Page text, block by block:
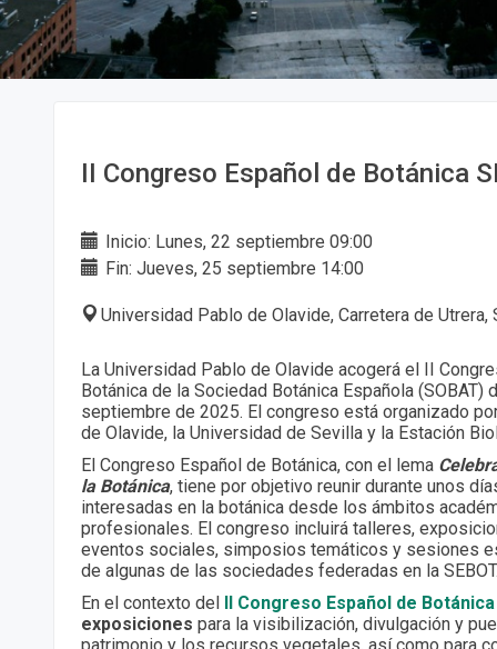
II Congreso Español de Botánica
Inicio: Lunes, 22 septiembre 09:00
Fin: Jueves, 25 septiembre 14:00
Universidad Pablo de Olavide, Carretera de Utrera,
La Universidad Pablo de Olavide acogerá el II
Botánica de la Sociedad Botánica Española (SOBAT)
septiembre de 2025. El congreso está organizado
de Olavide, la Universidad de Sevilla y la Estación
El Congreso Español de Botánica, con el lema
la Botánica, tiene por objetivo reunir durante unos
interesadas en la botánica desde los ámbitos
profesionales. El congreso incluirá talleres,
eventos sociales, simposios temáticos y sesiones
de algunas de las sociedades federadas en la
En el contexto del
II Congreso Español de Botánica
exposiciones para la visibilización, divulgación y